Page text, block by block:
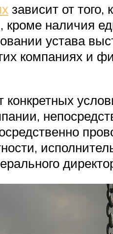
зависит от того,
наличия
устава
компаниях и